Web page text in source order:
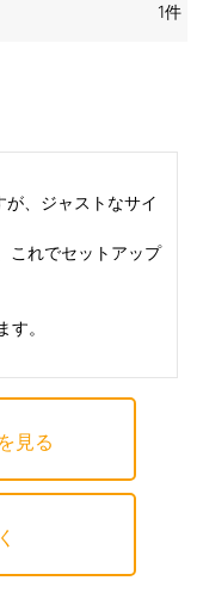
1
が、ジャストなサイ
これでセットアップ
。
見る